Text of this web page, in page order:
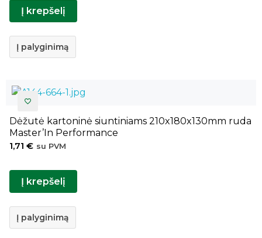
Į krepšelį
Į palyginimą
Dėžutė kartoninė siuntiniams 210x180x130mm ruda
Master’In Performance
1,71 € su PVM
Į krepšelį
Į palyginimą